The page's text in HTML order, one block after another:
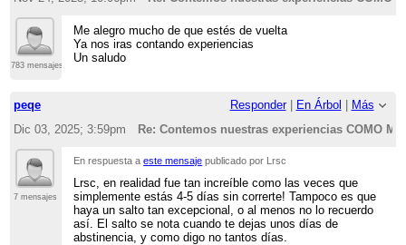
783 mensajes
Me alegro mucho de que estés de vuelta
Ya nos iras contando experiencias
Un saludo
peqe Responder| En Árbol
Más
Dic 03, 2025; 3:59pm
Re: Contemos nuestras experiencias COMO MI
7 mensajes
En respuesta aeste mensaje publicado por Lrsc
Lrsc, en realidad fue tan increíble como las veces que
simplemente estás 4-5 días sin correrte! Tampoco es que
haya un salto tan excepcional, o al menos no lo recuerdo
así. El salto se nota cuando te dejas unos días de
abstinencia, y como digo no tantos días.